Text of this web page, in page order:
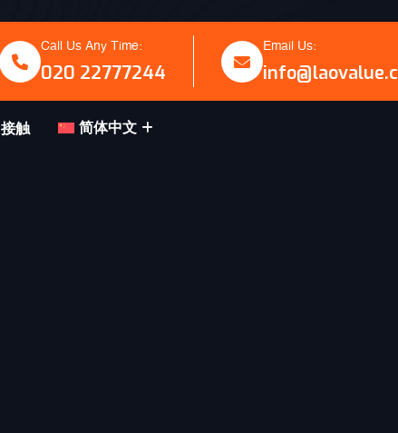
Call Us Any Time:
020 22777244
Email Us:
接触 简体中文